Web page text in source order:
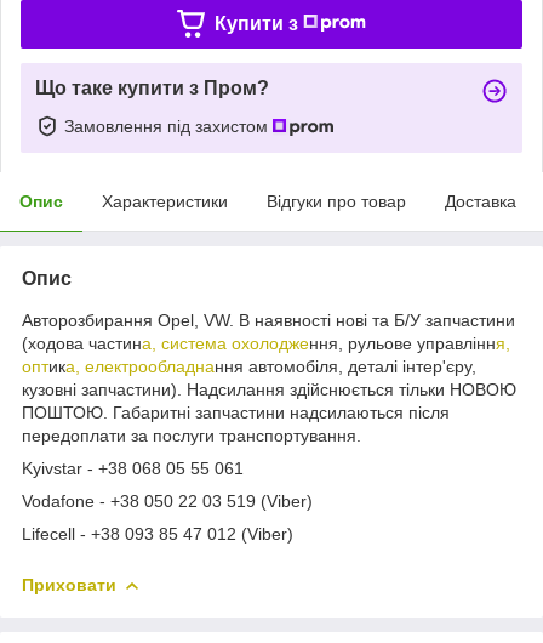
Купити з
Що таке купити з Пром?
Замовлення під захистом
Опис Характеристики Відгуки про товар Доставка
Опис
Авторозбирання Opel, VW. В наявності нові та Б/У запчастини
(ходова частина, система охолодження, рульове управління,
оптика, електрообладнання автомобіля, деталі інтер'єру,
кузовні запчастини). Надсилання здійснюється тільки НОВОЮ
ПОШТОЮ. Габаритні запчастини надсилаються після
передоплати за послуги транспортування.
Kyivstar - +38 068 05 55 061
Vodafone - +38 050 22 03 519 (Viber)
Lifecell - +38 093 85 47 012 (Viber)
Приховати